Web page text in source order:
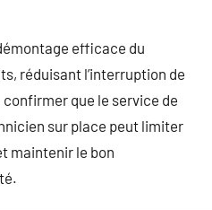
efficace du
réduisant l’interruption de
que le service de
sur place peut limiter
maintenir le bon